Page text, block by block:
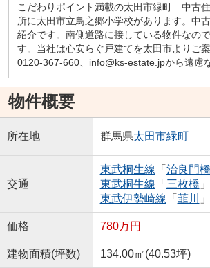
こだわりポイント満載の太田市緑町 中古
所に太田市立鳥之郷小学校があります。中
紹介です。南側道路に接している物件なの
す。当社は心安らぐ戸建てを太田市よりご
0120-367-660、info@ks-estate.jpから遠慮
物件概要
所在地 群馬県太田市緑町
交通
東武桐生線 「 治良門橋
東武桐生線 「 三枚橋
東武伊勢崎線 「 韮川
価格 780万円
建物面積(坪数) 134.00㎡(40.53坪)